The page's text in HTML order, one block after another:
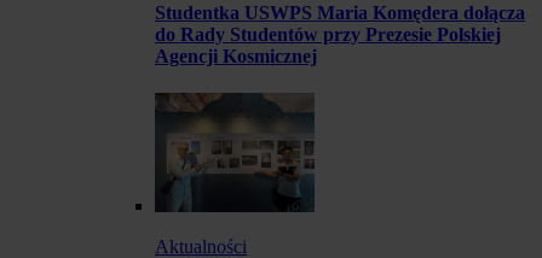
Studentka USWPS Maria Komędera dołącza
do Rady Studentów przy Prezesie Polskiej
Agencji Kosmicznej
Aktualności